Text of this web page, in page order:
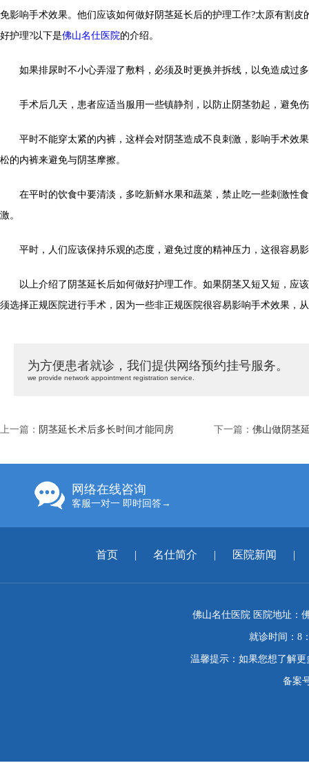
免影响手术效果。他们应该如何做好阴茎延长后的护理工作?太原有割皮
好护理?以下是佛山名仕医院的介绍。
如果排尿时不小心弄湿了敷料，必须及时更换并拆线，以免造成过
手术后几天，患者应适当服用一些镇静剂，以防止阴茎勃起，避免
平时不能穿太紧的内裤，这样会对阴茎造成不良刺激，影响手术效
松的内裤来避免与阴茎摩擦。
在平时的饮食中要清淡，多吃新鲜水果和蔬菜，禁止吃一些刺激性
激。
平时，人们应该保持乐观的态度，避免过度的精神压力，这很容易
以上介绍了阴茎延长后如何做好护理工作。如果阴茎又短又短，应
须选择正规医院进行手术，因为一些非正规医院很容易影响手术效果，
为方便患者就诊，我们提供网络预约挂号服务。
we provide network appointment registration service.
上一篇： 阴茎延长术后多长时间才能同房 下一篇： 佛山做阴茎
网络在线咨询
客服一对一 即时回答→
首页 | 名仕简介 | 医院新闻 |
佛山名仕医院 医院地址：
就诊时间：8
温馨提示：如果您想了解
备案